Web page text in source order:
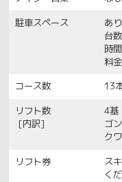
駐車スペース
あり
台
時
料
コース数
13
リフト数
[内訳]
4基
ゴ
ク
リフト券
ス
く